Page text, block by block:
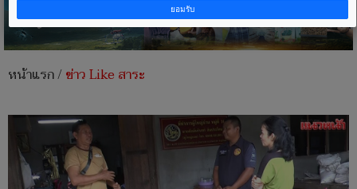
หน้าแรก/ข่าว Like สาระ
ยอมรับ